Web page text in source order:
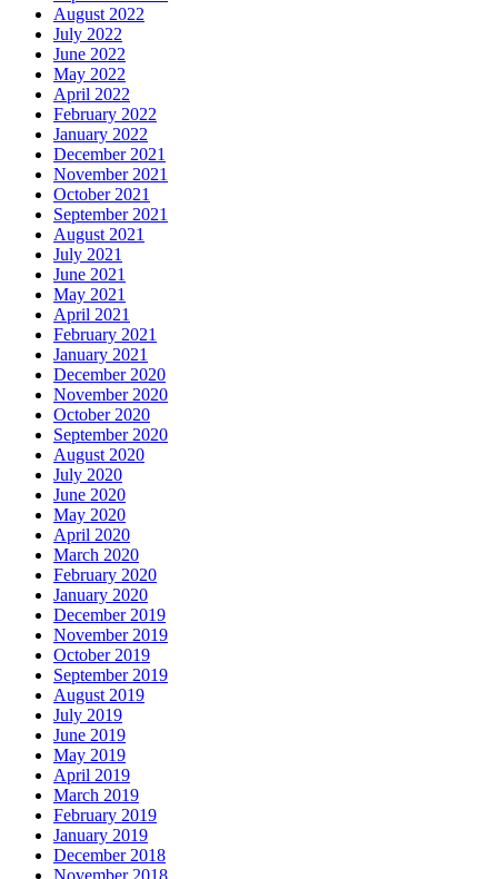
August 2022
July 2022
June 2022
May 2022
April 2022
February 2022
January 2022
December 2021
November 2021
October 2021
September 2021
August 2021
July 2021
June 2021
May 2021
April 2021
February 2021
January 2021
December 2020
November 2020
October 2020
September 2020
August 2020
July 2020
June 2020
May 2020
April 2020
March 2020
February 2020
January 2020
December 2019
November 2019
October 2019
September 2019
August 2019
July 2019
June 2019
May 2019
April 2019
March 2019
February 2019
January 2019
December 2018
November 2018